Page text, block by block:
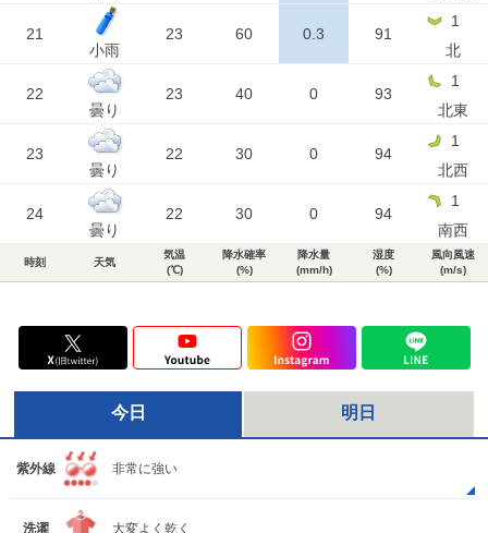
21
小雨
23 60 0.3 91
1
北
22
曇り
23 40 0 93
1
北東
23
曇り
22 30 0 94
1
北西
24
曇り
22 30 0 94
1
南西
時刻 天気
気温
(℃)
降水確率
(%)
降水量
(mm/h)
湿度
(%)
風向風速
(m/s)
今日 明日
紫外線 非常に強い
洗濯 大変よく乾く